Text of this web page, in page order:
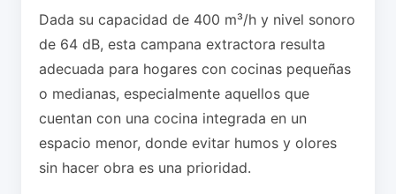
Dada su capacidad de 400 m³/h y nivel sonoro
de 64 dB, esta campana extractora resulta
adecuada para hogares con cocinas pequeñas
o medianas, especialmente aquellos que
cuentan con una cocina integrada en un
espacio menor, donde evitar humos y olores
sin hacer obra es una prioridad.